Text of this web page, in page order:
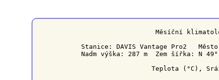
Měsíční
Stanice: DAVIS Vantage Pro2
Nadm výška: 287 m  Zem šířka: N
Teplota (°C),